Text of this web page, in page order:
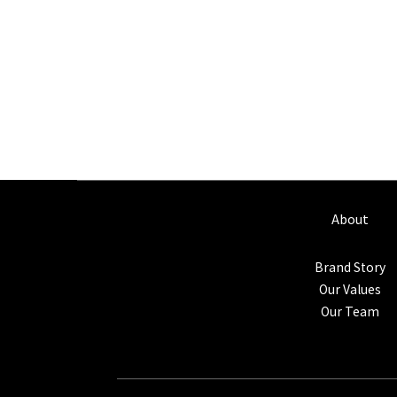
About
Brand Story
Our Values
Our Team